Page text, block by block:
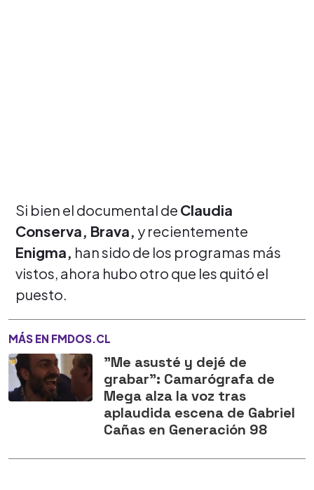
Si bien el documental de Claudia
Conserva, Brava, y recientemente
Enigma, han sido de los programas más
vistos, ahora hubo otro que les quitó el
puesto.
MÁS EN FMDOS.CL
"Me asusté y dejé de
grabar": Camarógrafa de
Mega alza la voz tras
aplaudida escena de Gabriel
Cañas en Generación 98